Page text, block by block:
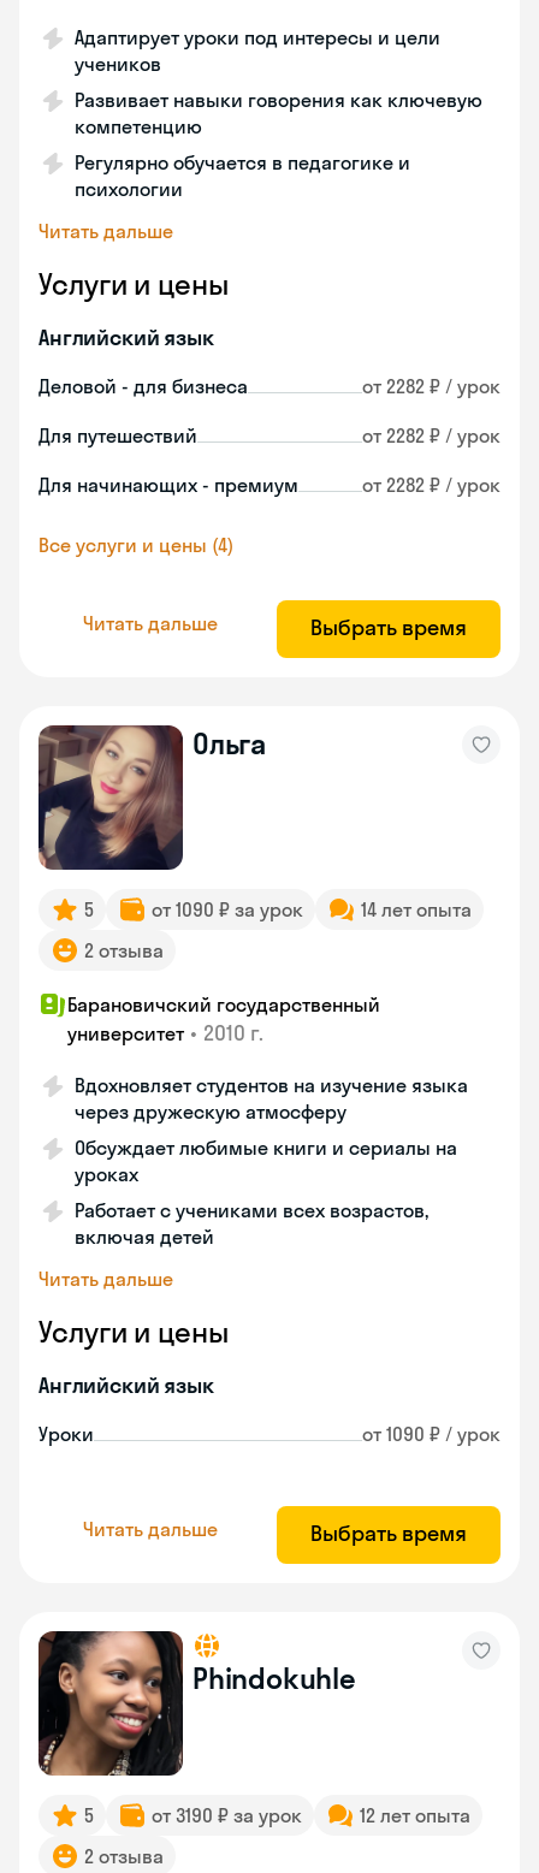
Адаптирует уроки под интересы и цели
учеников
Развивает навыки говорения как ключевую
компетенцию
Регулярно обучается в педагогике и
психологии
Читать дальше
Услуги и цены
Английский язык
Деловой - для бизнеса от 2282 ₽ / урок
Для путешествий от 2282 ₽ / урок
Для начинающих - премиум от 2282 ₽ / урок
Все услуги и цены (4)
Читать дальше Выбрать время
Ольга
5 от 1090 ₽ за урок
14 лет опыта
2 отзыва
Барановичский государственный
университет • 2010 г.
Вдохновляет студентов на изучение языка
через дружескую атмосферу
Обсуждает любимые книги и сериалы на
уроках
Работает с учениками всех возрастов,
включая детей
Читать дальше
Услуги и цены
Английский язык
Уроки от 1090 ₽ / урок
Читать дальше Выбрать время
Phindokuhle
5 от 3190 ₽ за урок
12 лет опыта
2 отзыва